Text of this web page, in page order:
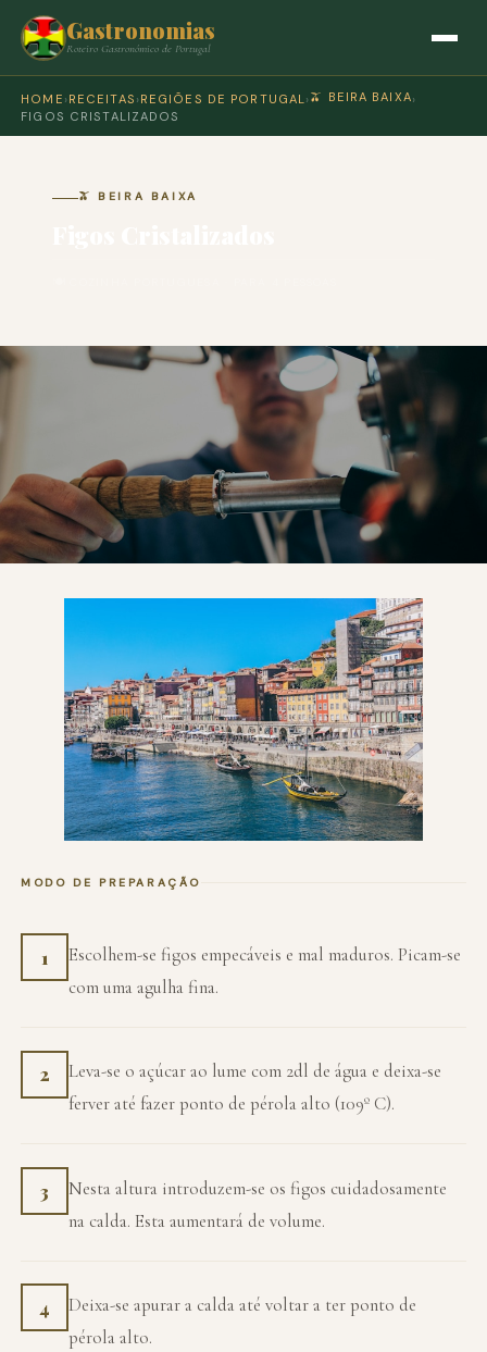
Gastronomias
Roteiro Gastronómico de Portugal
HOME › RECEITAS › REGIÕES DE PORTUGAL › 🫒 BEIRA BAIXA›
FIGOS CRISTALIZADOS
🫒 BEIRA BAIXA
MODO DE PREPARAÇÃO
1
Escolhem-se figos empecáveis e mal maduros. Picam-se
com uma agulha fina.
2
Leva-se o açúcar ao lume com 2dl de água e deixa-se
ferver até fazer ponto de pérola alto (109º C).
3
Nesta altura introduzem-se os figos cuidadosamente
na calda. Esta aumentará de volume.
4
Deixa-se apurar a calda até voltar a ter ponto de
pérola alto.